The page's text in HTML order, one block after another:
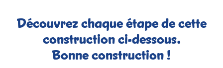
Découvrez chaque étape de cette
construction ci-dessous.
Bonne construction !